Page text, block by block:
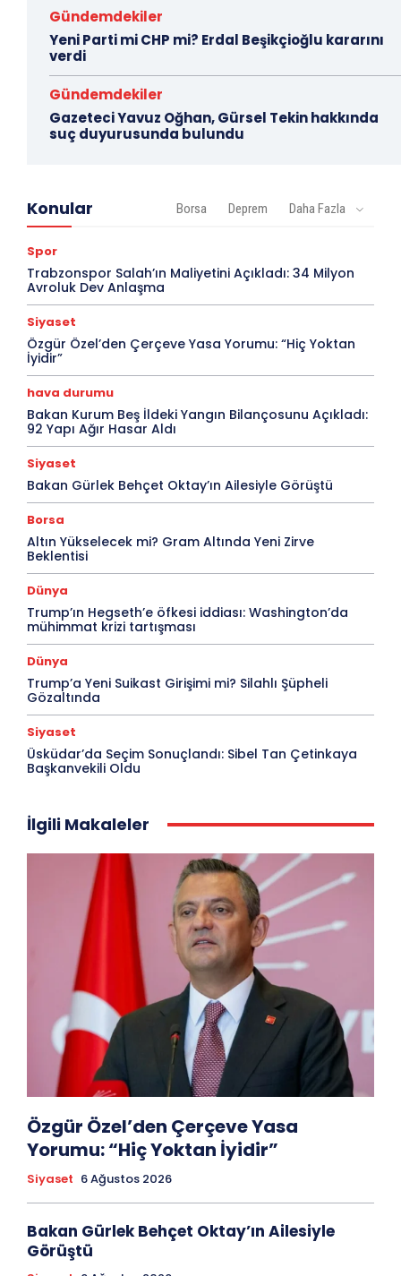
Gündemdekiler
Yeni Parti mi CHP mi? Erdal Beşikçioğlu kararını
verdi
Gündemdekiler
Gazeteci Yavuz Oğhan, Gürsel Tekin hakkında
suç duyurusunda bulundu
Konular Borsa Deprem Daha Fazla
Spor
Trabzonspor Salah’ın Maliyetini Açıkladı: 34 Milyon
Avroluk Dev Anlaşma
Siyaset
Özgür Özel’den Çerçeve Yasa Yorumu: “Hiç Yoktan
İyidir”
hava durumu
Bakan Kurum Beş İldeki Yangın Bilançosunu Açıkladı:
92 Yapı Ağır Hasar Aldı
Siyaset
Bakan Gürlek Behçet Oktay’ın Ailesiyle Görüştü
Borsa
Altın Yükselecek mi? Gram Altında Yeni Zirve
Beklentisi
Dünya
Trump’ın Hegseth’e öfkesi iddiası: Washington’da
mühimmat krizi tartışması
Dünya
Trump’a Yeni Suikast Girişimi mi? Silahlı Şüpheli
Gözaltında
Siyaset
Üsküdar’da Seçim Sonuçlandı: Sibel Tan Çetinkaya
Başkanvekili Oldu
İlgili Makaleler
Özgür Özel’den Çerçeve Yasa
Yorumu: “Hiç Yoktan İyidir”
Siyaset 6 Ağustos 2026
Bakan Gürlek Behçet Oktay’ın Ailesiyle
Görüştü